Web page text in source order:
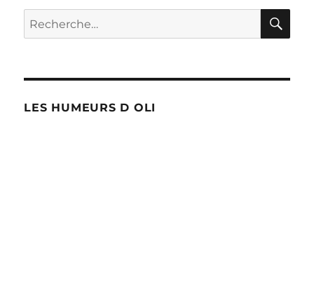
Recherche
pour :
LES HUMEURS D OLI